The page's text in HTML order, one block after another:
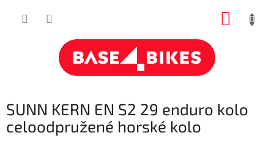
SUNN KERN EN S2 29 enduro kolo
celoodpružené horské kolo